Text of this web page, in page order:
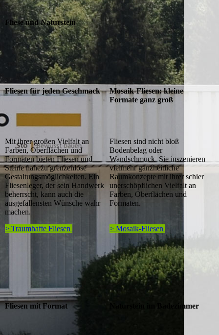
Fliese und Naturstein
Fliesen für jeden Geschmack
Mosaik-Fliesen: kleine
Formate ganz groß
Mit ihrer großen Vielfalt an
Farben, Oberflächen und
Formaten bieten Fliesen und
Steine nahezu grenzenlose
Gestaltungsmöglichkeiten. Ein
Fliesenleger, der sein Handwerk
beherrscht, kann auch die
ausgefallensten Wünsche wahr
machen.
> Traumhafte Fliesen
Fliesen sind nicht bloß
Bodenbelag oder
Wandschmuck. Sie inszenieren
vielmehr ganzheitliche
Raumkonzepte mit ihrer schier
unerschöpflichen Vielfalt an
Farben, Oberflächen und
Formaten.
> Mosaik-Fliesen
Fliesen mit Format Naturstein im Badezimmer